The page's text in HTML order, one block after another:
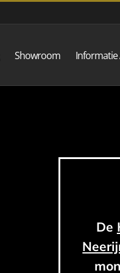
Showroom Informatie
De